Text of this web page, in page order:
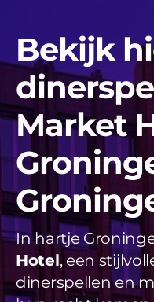
Plaatsen
Webshop
FAQs
Blog
Videos
Uitjes
Beschikbaarheid
Bekijk
Market
In hartje
Hotel, een
dinerspellen en